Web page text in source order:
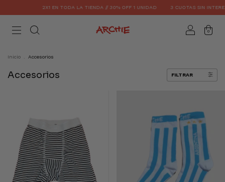
2X1 EN TODA LA TIENDA // 30% OFF 1 UNIDAD 3 CUOTAS SIN
0
Inicio Accesorios
Accesorios FILTRAR